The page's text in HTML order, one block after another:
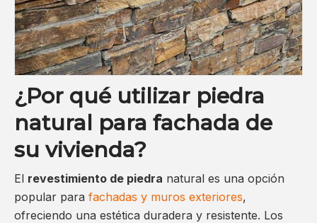
¿Por qué utilizar piedra
natural para fachada de
su vivienda?
El revestimiento de piedra natural es una opción
popular para fachadas y muros exteriores,
ofreciendo una estética duradera y resistente. Los